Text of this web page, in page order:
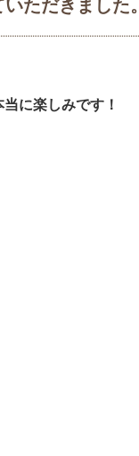
ただきました。
に楽しみです！